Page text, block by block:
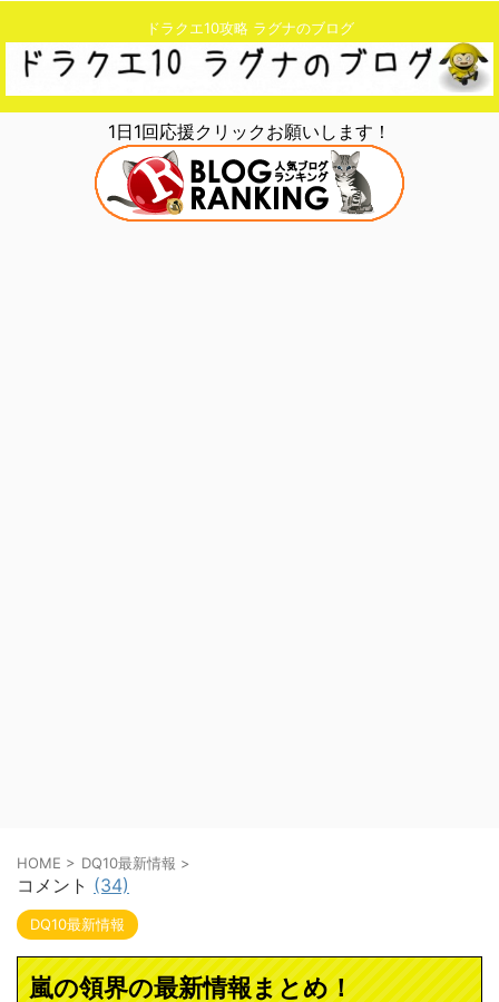
ドラクエ10攻略 ラグナのブログ
1日1回応援クリックお願いします！
HOME > DQ10最新情報 >
コメント (34)
DQ10最新情報
嵐の領界の最新情報まとめ！